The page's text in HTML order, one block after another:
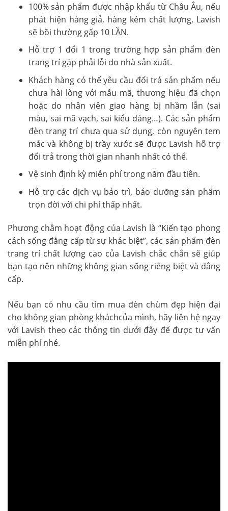
100% sản phẩm được nhập khẩu từ Châu Âu, nếu
phát hiện hàng giả, hàng kém chất lượng, Lavish
sẽ bồi thường gấp 10 LẦN.
Hỗ trợ 1 đổi 1 trong trường hợp sản phẩm đèn
trang trí gặp phải lỗi do nhà sản xuất.
Khách hàng có thể yêu cầu đổi trả sản phẩm nếu
chưa hài lòng với mẫu mã, thương hiệu đã chọn
hoặc do nhân viên giao hàng bị nhầm lẫn (sai
màu, sai mã vạch, sai kiểu dáng…). Các sản phẩm
đèn trang trí chưa qua sử dụng, còn nguyên tem
mác và không bị trầy xước sẽ được Lavish hỗ trợ
đổi trả trong thời gian nhanh nhất có thể.
Vệ sinh định kỳ miễn phí trong năm đầu tiên.
Hỗ trợ các dịch vụ bảo trì, bảo dưỡng sản phẩm
trọn đời với chi phí thấp nhất.
Phương châm hoạt động của Lavish là “Kiến tạo phong
cách sống đẳng cấp từ sự khác biệt”, các sản phẩm đèn
trang trí chất lượng cao của Lavish chắc chắn sẽ giúp
bạn tạo nên những không gian sống riêng biệt và đẳng
cấp.
Nếu bạn có nhu cầu tìm mua đèn chùm đẹp hiện đại
cho không gian phòng kháchcủa mình, hãy liên hệ ngay
với Lavish theo các thông tin dưới đây để được tư vấn
miễn phí nhé.